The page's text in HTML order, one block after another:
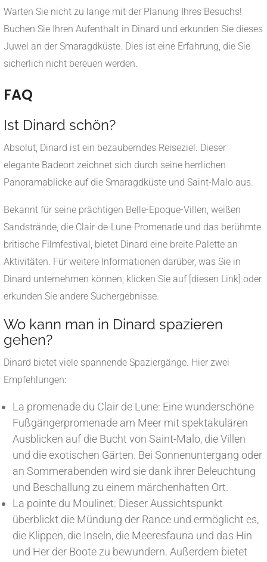
Warten Sie nicht zu lange mit der Planung Ihres Besuchs!
Buchen Sie Ihren Aufenthalt in Dinard und erkunden Sie dieses
Juwel an der Smaragdküste. Dies ist eine Erfahrung, die Sie
sicherlich nicht bereuen werden.
FAQ
Ist Dinard schön?
Absolut, Dinard ist ein bezauberndes Reiseziel. Dieser
elegante Badeort zeichnet sich durch seine herrlichen
Panoramablicke auf die Smaragdküste und Saint-Malo aus.
Bekannt für seine prächtigen Belle-Epoque-Villen, weißen
Sandstrände, die Clair-de-Lune-Promenade und das berühmte
britische Filmfestival, bietet Dinard eine breite Palette an
Aktivitäten. Für weitere Informationen darüber, was Sie in
Dinard unternehmen können, klicken Sie auf [diesen Link] oder
erkunden Sie andere Suchergebnisse.
Wo kann man in Dinard spazieren
gehen?
Dinard bietet viele spannende Spaziergänge. Hier zwei
Empfehlungen:
La promenade du Clair de Lune: Eine wunderschöne
Fußgängerpromenade am Meer mit spektakulären
Ausblicken auf die Bucht von Saint-Malo, die Villen
und die exotischen Gärten. Bei Sonnenuntergang oder
an Sommerabenden wird sie dank ihrer Beleuchtung
und Beschallung zu einem märchenhaften Ort.
La pointe du Moulinet: Dieser Aussichtspunkt
überblickt die Mündung der Rance und ermöglicht es,
die Klippen, die Inseln, die Meeresfauna und das Hin
und Her der Boote zu bewundern. Außerdem bietet